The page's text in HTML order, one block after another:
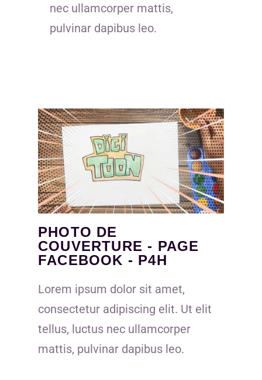
nec ullamcorper mattis,
pulvinar dapibus leo.
PHOTO DE
COUVERTURE - PAGE
FACEBOOK - P4H
Lorem ipsum dolor sit amet,
consectetur adipiscing elit. Ut elit
tellus, luctus nec ullamcorper
mattis, pulvinar dapibus leo.